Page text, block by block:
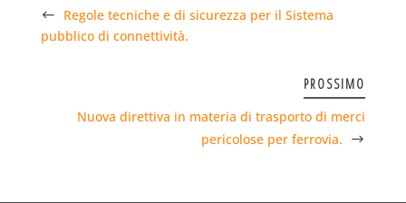
Regole tecniche e di sicurezza per il Sistema
pubblico di connettività.
PROSSIMO
Nuova direttiva in materia di trasporto di merci
pericolose per ferrovia.